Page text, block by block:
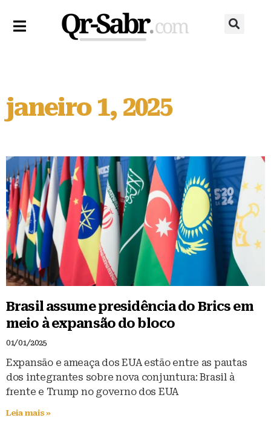
janeiro 1, 2025
Brasil assume presidência do Brics em
meio à expansão do bloco
01/01/2025
Expansão e ameaça dos EUA estão entre as pautas
dos integrantes sobre nova conjuntura: Brasil à
frente e Trump no governo dos EUA
Leia mais »